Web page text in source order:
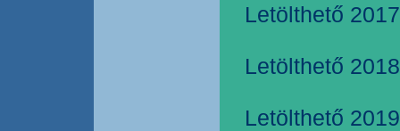
Letölthető
Letölthető
Letölthető